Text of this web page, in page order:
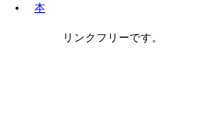
本
リンクフリーです。